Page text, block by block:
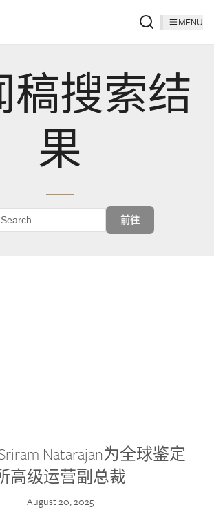
MENU
稿搜索结
果
前往
Natarajan为全球鉴定
高级运营副总裁
August 20, 2025